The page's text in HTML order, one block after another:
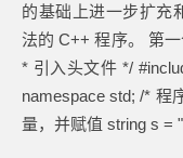
的基础上进一步扩充
法的 C++ 程序。 第
* 引入头文件 */
namespace std; /* 程
量，并赋值 string s =